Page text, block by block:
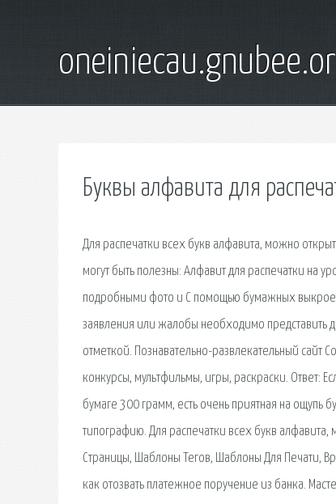
Буквы алфавита для
Для распечатки всех букв алфавита, можно
могут быть полезны: Алфавит для распечатки на
подробными фото и С помощью бумажных
заявления или жалобы необходимо представить
отметкой. Познавательно-развлекательный
конкурсы, мультфильмы, игры, раскраски. Ответ:
бумаге 300 грамм, есть очень приятная на ощупь
типографию. Для распечатки всех букв
Страницы, Шаблоны Тегов, Шаблоны Для Печати,
как отозвать платежное поручение из банка.